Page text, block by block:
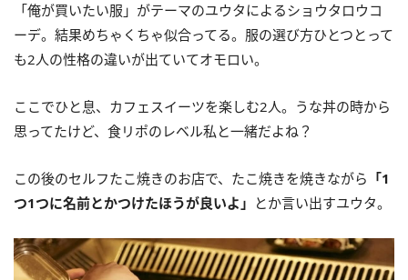
「俺が買いたい服」がテーマのユウタによるショウタロウコ
ーデ。結果めちゃくちゃ似合ってる。服の選び方ひとつとって
も2人の性格の違いが出ていてオモロい。
ここでひと息、カフェスイーツを楽しむ2人。うな丼の時から
思ってたけど、食リポのレベル私と一緒だよね？
この後のセルフたこ焼きのお店で、たこ焼きを焼きながら 「1
つ1つに名前とかつけたほうが良いよ 」 とか言い出すユウタ。